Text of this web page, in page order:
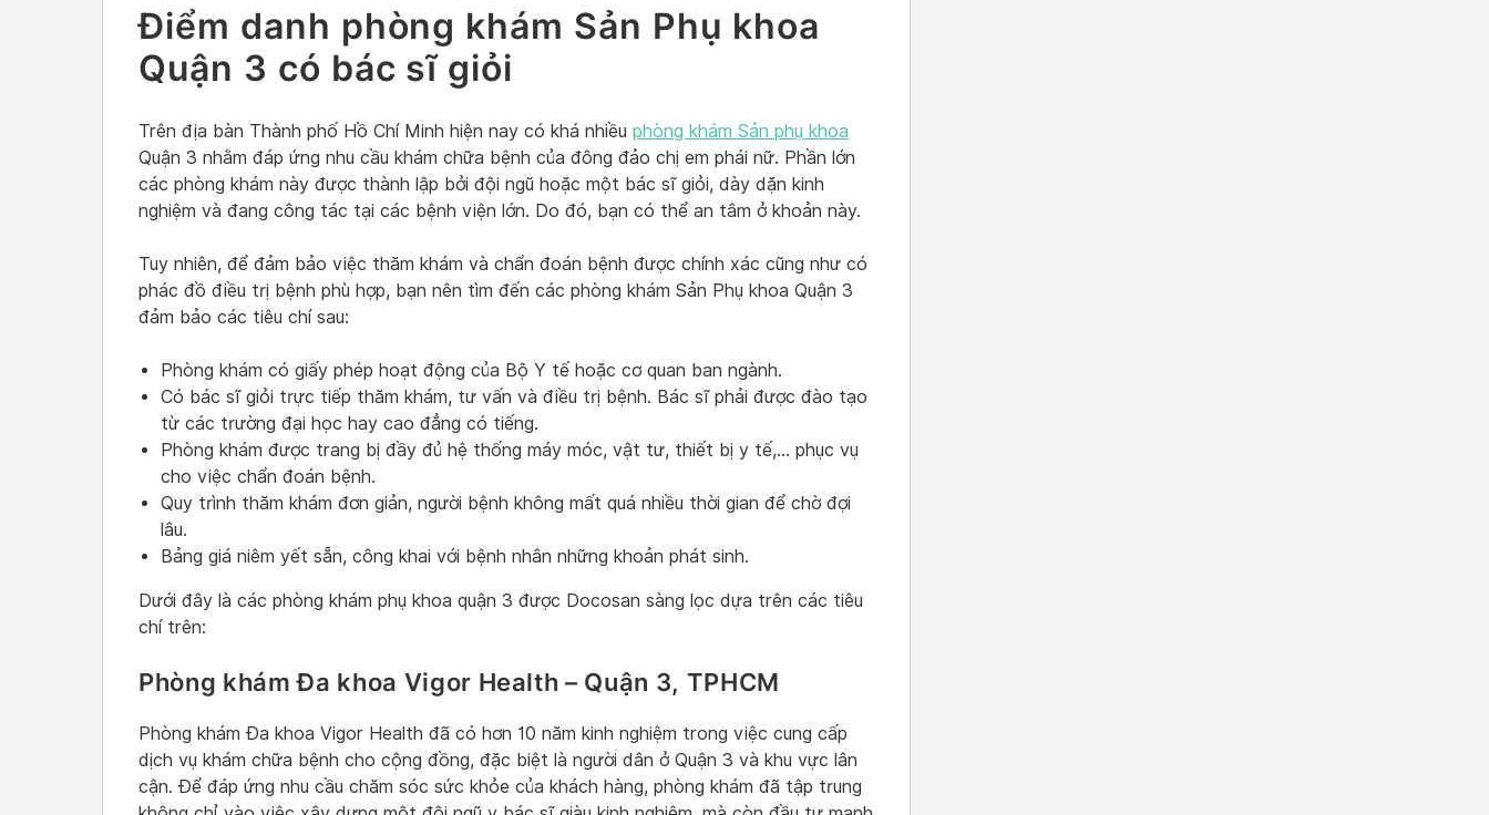
Điểm danh phòng khám Sản Phụ khoa
Quận 3 có bác sĩ giỏi
Trên địa bàn Thành phố Hồ Chí Minh hiện nay có khá nhiều phòng khám Sản phụ khoa
Quận 3 nhằm đáp ứng nhu cầu khám chữa bệnh của đông đảo chị em phái nữ. Phần lớn
các phòng khám này được thành lập bởi đội ngũ hoặc một bác sĩ giỏi, dày dặn kinh
nghiệm và đang công tác tại các bệnh viện lớn. Do đó, bạn có thể an tâm ở khoản này.
Tuy nhiên, để đảm bảo việc thăm khám và chẩn đoán bệnh được chính xác cũng như có
phác đồ điều trị bệnh phù hợp, bạn nên tìm đến các phòng khám Sản Phụ khoa Quận 3
đảm bảo các tiêu chí sau:
Phòng khám có giấy phép hoạt động của Bộ Y tế hoặc cơ quan ban ngành.
Có bác sĩ giỏi trực tiếp thăm khám, tư vấn và điều trị bệnh. Bác sĩ phải được đào tạo
từ các trường đại học hay cao đẳng có tiếng.
Phòng khám được trang bị đầy đủ hệ thống máy móc, vật tư, thiết bị y tế,… phục vụ
cho việc chẩn đoán bệnh.
Quy trình thăm khám đơn giản, người bệnh không mất quá nhiều thời gian để chờ đợi
lâu.
Bảng giá niêm yết sẵn, công khai với bệnh nhân những khoản phát sinh.
Dưới đây là các phòng khám phụ khoa quận 3 được Docosan sàng lọc dựa trên các tiêu
chí trên:
Phòng khám Đa khoa Vigor Health – Quận 3, TPHCM
Phòng khám Đa khoa Vigor Health đã có hơn 10 năm kinh nghiệm trong việc cung cấp
dịch vụ khám chữa bệnh cho cộng đồng, đặc biệt là người dân ở Quận 3 và khu vực lân
cận. Để đáp ứng nhu cầu chăm sóc sức khỏe của khách hàng, phòng khám đã tập trung